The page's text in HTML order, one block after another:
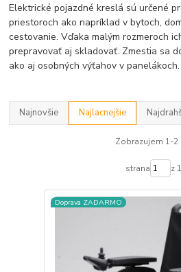
Elektrické pojazdné kreslá sú určené
priestoroch ako napríklad v bytoch,
cestovanie. Vďaka malým rozmeroch
prepravovať aj skladovať. Zmestia sa
ako aj osobných výťahov v panelákoch.
Najnovšie Najlacnejšie
Zobrazujem 1-2
strana z 1
Doprava ZADARMO